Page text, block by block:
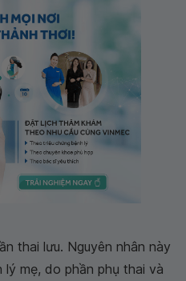
thai lưu. Nguyên nhân này
mẹ, do phần phụ thai và